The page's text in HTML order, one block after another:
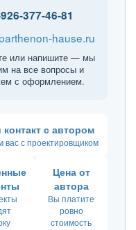
377-46-81
hause.ru
или напишите — мы
на все вопросы и
с оформлением.
с автором
вас с проектировщиком
Цена от
автора
Вы платите
ровно
стоимость